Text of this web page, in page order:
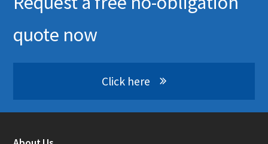
quote now
Click here